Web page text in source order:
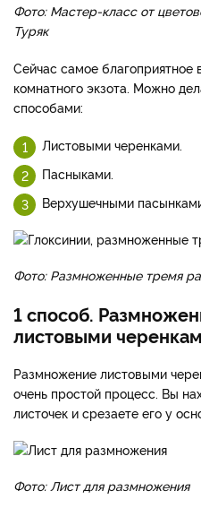
Фото: Мастер-класс от
Туряк
Сейчас самое благоприятное
комнатного экзота. Можно
способами:
Листовыми черенками.
Пасныками.
Верхушечными
Фото: Размноженные тремя
1 способ.
листовыми
Размножение листовыми
очень простой процесс. Вы
листочек и срезаете его у
Фото: Лист для размножения